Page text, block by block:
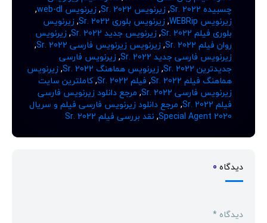
چسبیده Sr. 2022
,زیرنویس Sr. 2022 ,زیرنویس web-dl
,
زیرنویس WEBRip
,زیرنویس بلوری Sr. 2022 ,زیرنویس
بلوری فیلم Sr. 2022
,زیرنویس جدید Sr. 2022 ,زیرنویس
روان فیلم Sr. 2022
,زیرنویس زیرنویس فارسی Sr. 2022
,
زیرنویس فارسی جدید Sr. 2022
,زیرنویس فارسی
جدیدترین Sr. 2022
,زیرنویس هماهنگ Sr. 2022 ,زیرنویس
هماهنگ فیلم Sr. 2022
, فیلم Sr. 2022 ,کاملترین سایت
زیرنویس فارسی Sr. 2022
, مرجع دانلود زیرنویس فارسی
فیلم Sr. 2022
, مرجع دانلود زیرنویس فارسی فیلم و سریال
Special Agent 2020
, نقد بررسی فیلم Sr. 2022
دیدگاه 0
دیدگاه *